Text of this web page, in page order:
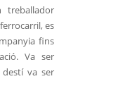
treballador
es
fins
Va ser
va ser